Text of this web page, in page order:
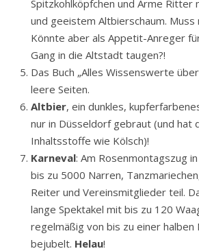
es für Queen Elisabeth II im
Schwarzbrotkruste auf grünem
Düsseldorfer Senfsoße,
Spitzkohlköpfchen und Arme Ritter
und geeistem Altbierschaum. Muss
Könnte aber als Appetit-Anreger für
Gang in die Altstadt taugen?!
Das Buch „Alles Wissenswerte über
leere Seiten.
Altbier, ein dunkles,
nur in Düsseldorf gebraut (und hat
Inhaltsstoffe wie Kölsch)!
Karneval: Am Rosenmontagszug
bis zu 5000 Narren,
Reiter und Vereinsmitglieder teil.